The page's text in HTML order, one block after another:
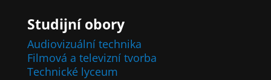
Studijní obory
Audiovizuální technika
Filmová a televizní tvorba
Technické lyceum